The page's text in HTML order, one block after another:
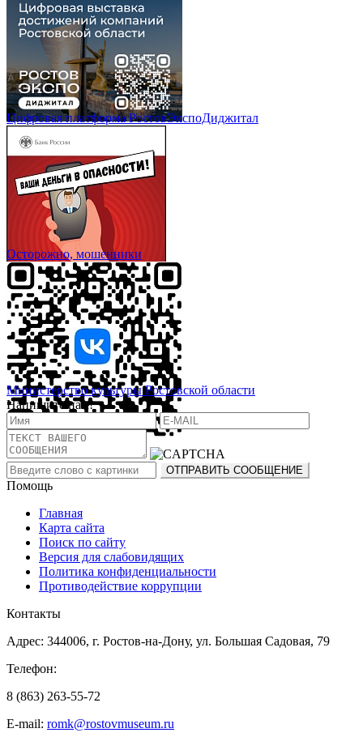
Цифровая платформа РостовЭкспоДиджитал
Осторожно, мошенники
Министерство культуры Ростовской области
Напишите нам!
Помощь
Главная
Карта сайта
Поиск по сайту
Версия для слабовидящих
Политика конфиденциальности
Противодействие коррупции
Контакты
Адрес: 344006, г. Ростов-на-Дону, ул. Большая Садовая, 79
Телефон:
8 (863) 263-55-72
E-mail: romk@rostovmuseum.ru